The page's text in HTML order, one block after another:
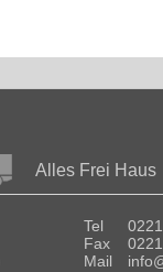
Alles Frei Haus
Tel
Fax
Mail